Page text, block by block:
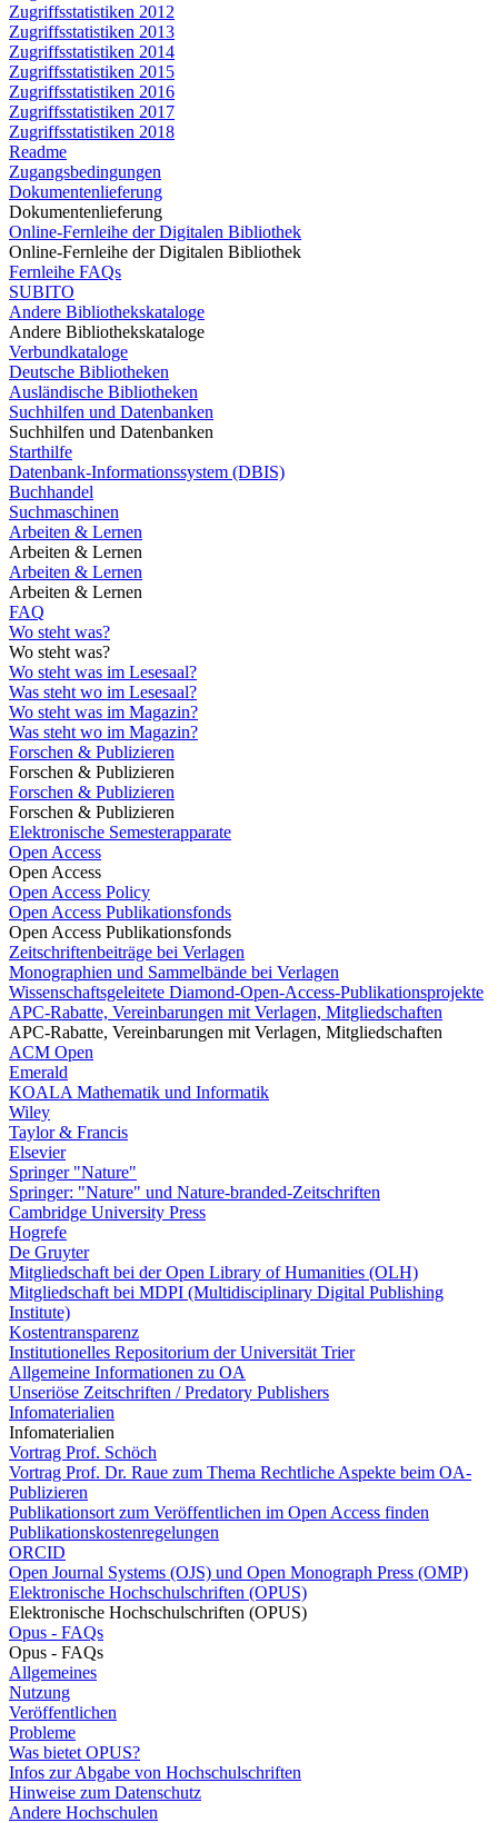
Zugriffsstatistiken 2012
Zugriffsstatistiken 2013
Zugriffsstatistiken 2014
Zugriffsstatistiken 2015
Zugriffsstatistiken 2016
Zugriffsstatistiken 2017
Zugriffsstatistiken 2018
Readme
Zugangsbedingungen
Dokumentenlieferung
Dokumentenlieferung
Online-Fernleihe der Digitalen Bibliothek
Online-Fernleihe der Digitalen Bibliothek
Fernleihe FAQs
SUBITO
Andere Bibliothekskataloge
Andere Bibliothekskataloge
Verbundkataloge
Deutsche Bibliotheken
Ausländische Bibliotheken
Suchhilfen und Datenbanken
Suchhilfen und Datenbanken
Starthilfe
Datenbank-Informationssystem (DBIS)
Buchhandel
Suchmaschinen
Arbeiten & Lernen
Arbeiten & Lernen
Arbeiten & Lernen
Arbeiten & Lernen
FAQ
Wo steht was?
Wo steht was?
Wo steht was im Lesesaal?
Was steht wo im Lesesaal?
Wo steht was im Magazin?
Was steht wo im Magazin?
Forschen & Publizieren
Forschen & Publizieren
Forschen & Publizieren
Forschen & Publizieren
Elektronische Semesterapparate
Open Access
Open Access
Open Access Policy
Open Access Publikationsfonds
Open Access Publikationsfonds
Zeitschriftenbeiträge bei Verlagen
Monographien und Sammelbände bei Verlagen
Wissenschaftsgeleitete Diamond-Open-Access-Publikationsprojekte
APC-Rabatte, Vereinbarungen mit Verlagen, Mitgliedschaften
APC-Rabatte, Vereinbarungen mit Verlagen, Mitgliedschaften
ACM Open
Emerald
KOALA Mathematik und Informatik
Wiley
Taylor & Francis
Elsevier
Springer "Nature"
Springer: "Nature" und Nature-branded-Zeitschriften
Cambridge University Press
Hogrefe
De Gruyter
Mitgliedschaft bei der Open Library of Humanities (OLH)
Mitgliedschaft bei MDPI (Multidisciplinary Digital Publishing
Institute)
Kostentransparenz
Institutionelles Repositorium der Universität Trier
Allgemeine Informationen zu OA
Unseriöse Zeitschriften / Predatory Publishers
Infomaterialien
Infomaterialien
Vortrag Prof. Schöch
Vortrag Prof. Dr. Raue zum Thema Rechtliche Aspekte beim OA-
Publizieren
Publikationsort zum Veröffentlichen im Open Access finden
Publikationskostenregelungen
ORCID
Open Journal Systems (OJS) und Open Monograph Press (OMP)
Elektronische Hochschulschriften (OPUS)
Elektronische Hochschulschriften (OPUS)
Opus - FAQs
Opus - FAQs
Allgemeines
Nutzung
Veröffentlichen
Probleme
Was bietet OPUS?
Infos zur Abgabe von Hochschulschriften
Hinweise zum Datenschutz
Andere Hochschulen